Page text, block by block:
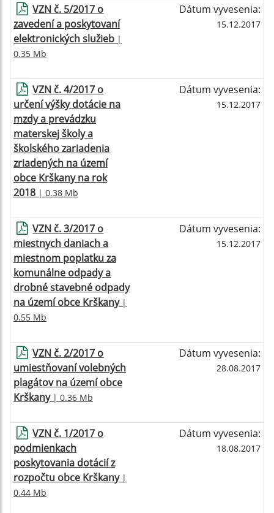
VZN č. 5/2017 o
zavedení a poskytovaní
elektronických služieb |
0.35 Mb
Dátum vyvesenia:
15.12.2017
VZN č. 4/2017 o
určení výšky dotácie na
mzdy a prevádzku
materskej školy a
školského zariadenia
zriadených na území
obce Krškany na rok
2018 | 0.38 Mb
Dátum vyvesenia:
15.12.2017
VZN č. 3/2017 o
miestnych daniach a
miestnom poplatku za
komunálne odpady a
drobné stavebné odpady
na území obce Krškany|
0.55 Mb
Dátum vyvesenia:
15.12.2017
VZN č. 2/2017 o
umiestňovaní volebných
plagátov na území obce
Krškany| 0.36 Mb
Dátum vyvesenia:
28.08.2017
VZN č. 1/2017 o
podmienkach
poskytovania dotácií z
rozpočtu obce Krškany|
0.44 Mb
Dátum vyvesenia:
18.08.2017